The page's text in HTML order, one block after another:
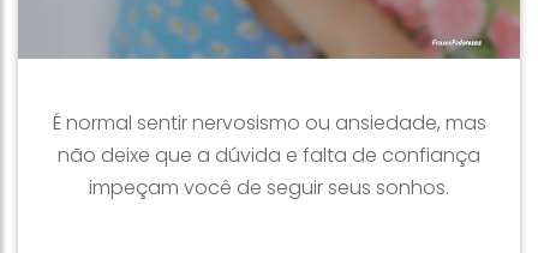
É normal sentir nervosismo ou ansiedade, mas
não deixe que a dúvida e falta de confiança
impeçam você de seguir seus sonhos.